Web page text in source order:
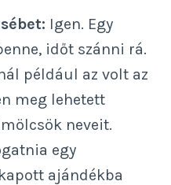
Igen. Egy
időt szánni rá.
például az volt az
meg lehetett
neveit.
egy
ajándékba